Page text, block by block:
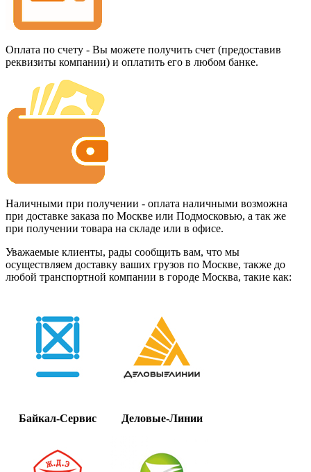
Оплата по счету - Вы можете получить счет (предоставив
реквизиты компании) и оплатить его в любом банке.
Наличными при получении - оплата наличными возможна
при доставке заказа по Москве или Подмосковью, а так же
при получении товара на складе или в офисе.
Уважаемые клиенты, рады сообщить вам, что мы
осуществляем доставку ваших грузов по Москве, также до
любой транспортной компании в городе Москва, такие как:
Байкал-Сервис Деловые-Линии